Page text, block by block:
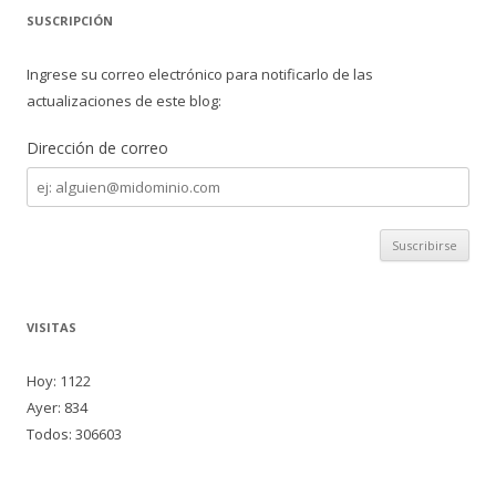
SUSCRIPCIÓN
Ingrese su correo electrónico para notificarlo de las
actualizaciones de este blog:
Dirección de correo
Dirección
de
correo
VISITAS
Hoy: 1122
Ayer: 834
Todos: 306603